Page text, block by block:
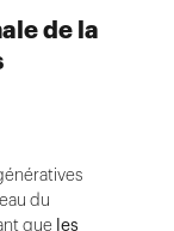
de la
du
que les